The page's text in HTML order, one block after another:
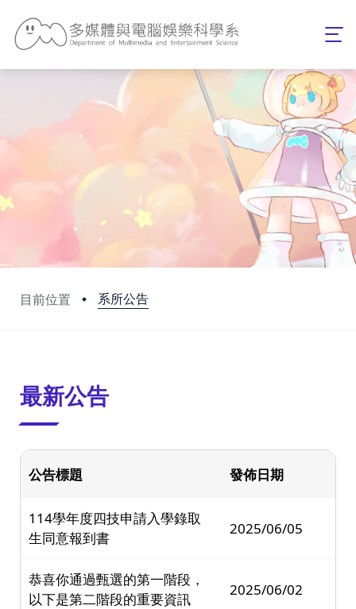
目前位置 系所公告
最新公告
公告標題 發佈日期
114學年度四技申請入學錄取
生同意報到書
2025/06/05
恭喜你通過甄選的第一階段，
以下是第二階段的重要資訊
2025/06/02